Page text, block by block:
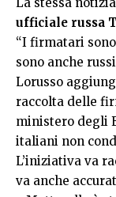
ufficiale russa
“I firmatari
sono anche
Lorusso
raccolta delle
ministero degli
italiani non
L’iniziativa va
va anche